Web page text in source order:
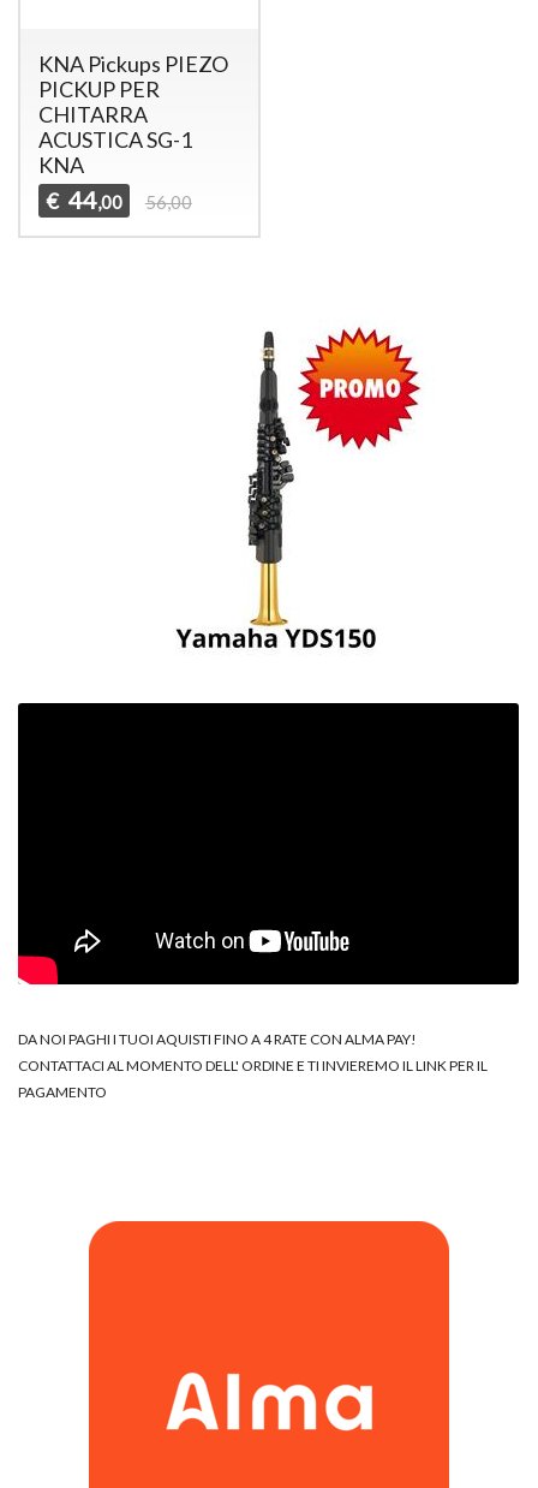
KNA Pickups PIEZO
PICKUP PER
CHITARRA
ACUSTICA SG-1
KNA
€ 44,00 56,00
DA NOI PAGHI I TUOI AQUISTI FINO A 4 RATE CON ALMA PAY!
CONTATTACI AL MOMENTO DELL' ORDINE E TI INVIEREMO IL LINK PER IL
PAGAMENTO